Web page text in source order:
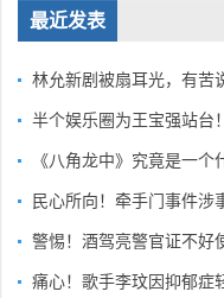
最近发表
林允新剧被扇耳光，有苦
半个娱乐圈为王宝强站台
《八角龙中》究竟是一个
民心所向！牵手门事件涉
警惕！酒驾亮警官证不好
痛心！歌手李玟因抑郁症